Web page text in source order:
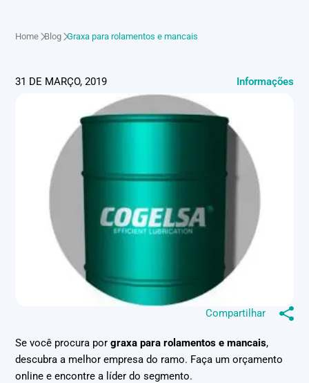
Home Blog Graxa para rolamentos e mancais
31 DE MARÇO, 2019 Informações
Compartilhar
Se você procura porgraxa para rolamentos e mancais,
descubra a melhor empresa do ramo. Faça um orçamento
online e encontre a líder do segmento.